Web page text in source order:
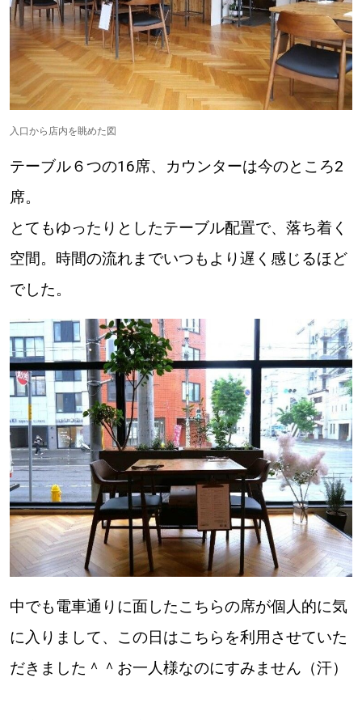
入口から店内を眺めた図
テーブル６つの16席、カウンターは今のところ2
席。
とてもゆったりとしたテーブル配置で、落ち着く
空間。時間の流れまでいつもより遅く感じるほど
でした。
中でも電車通りに面したこちらの席が個人的に気
に入りまして、この日はこちらを利用させていた
だきました＾＾お一人様なのにすみません（汗）